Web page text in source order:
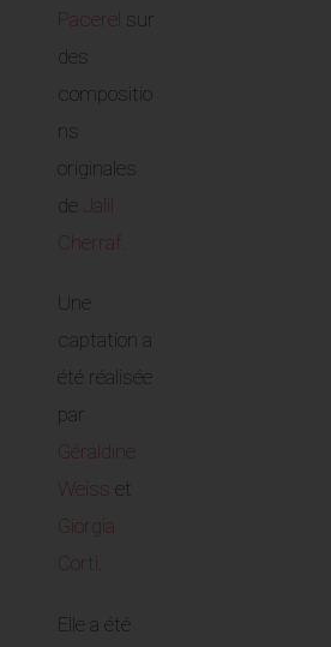
Pacerel
sur
des
compositio
ns
originales
de
Jalil
Cherraf.
Une
captation a
été réalisée
par
Géraldine
Weiss et
Giorgia
Corti.
Elle a été